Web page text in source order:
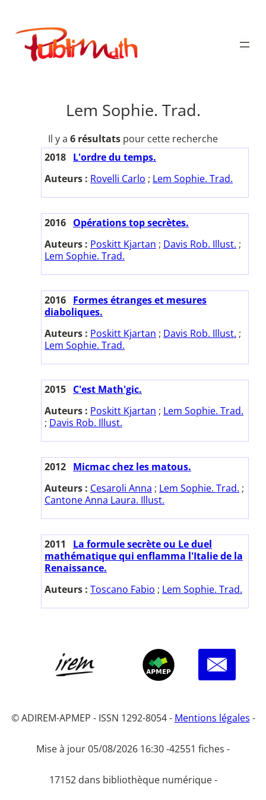
contenu
Publimath
Lem Sophie. Trad.
Il y a 6 résultats pour cette recherche
2018 L'ordre du temps.
Auteurs : Rovelli Carlo ; Lem Sophie. Trad.
2016 Opérations top secrètes.
Auteurs : Poskitt Kjartan ; Davis Rob. Illust. ;
Lem Sophie. Trad.
2016 Formes étranges et mesures
diaboliques.
Auteurs : Poskitt Kjartan ; Davis Rob. Illust. ;
Lem Sophie. Trad.
2015 C'est Math'gic.
Auteurs : Poskitt Kjartan ; Lem Sophie. Trad.
; Davis Rob. Illust.
2012 Micmac chez les matous.
Auteurs : Cesaroli Anna ; Lem Sophie. Trad. ;
Cantone Anna Laura. Illust.
2011
La formule secrète ou Le duel
mathématique qui enflamma l'Italie de la
Renaissance.
Auteurs : Toscano Fabio ; Lem Sophie. Trad.
© ADIREM-APMEP - ISSN 1292-8054 - Mentions légales -
Mise à jour 05/08/2026 16:30 -42551 fiches -
17152 dans bibliothèque numérique -